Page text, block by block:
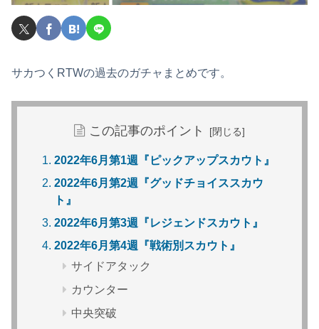
サカつくRTWの過去のガチャまとめです。
この記事のポイント
2022年6月第1週『ピックアップスカウト』
2022年6月第2週『グッドチョイススカウ
ト』
2022年6月第3週『レジェンドスカウト』
2022年6月第4週『戦術別スカウト』
サイドアタック
カウンター
中央突破